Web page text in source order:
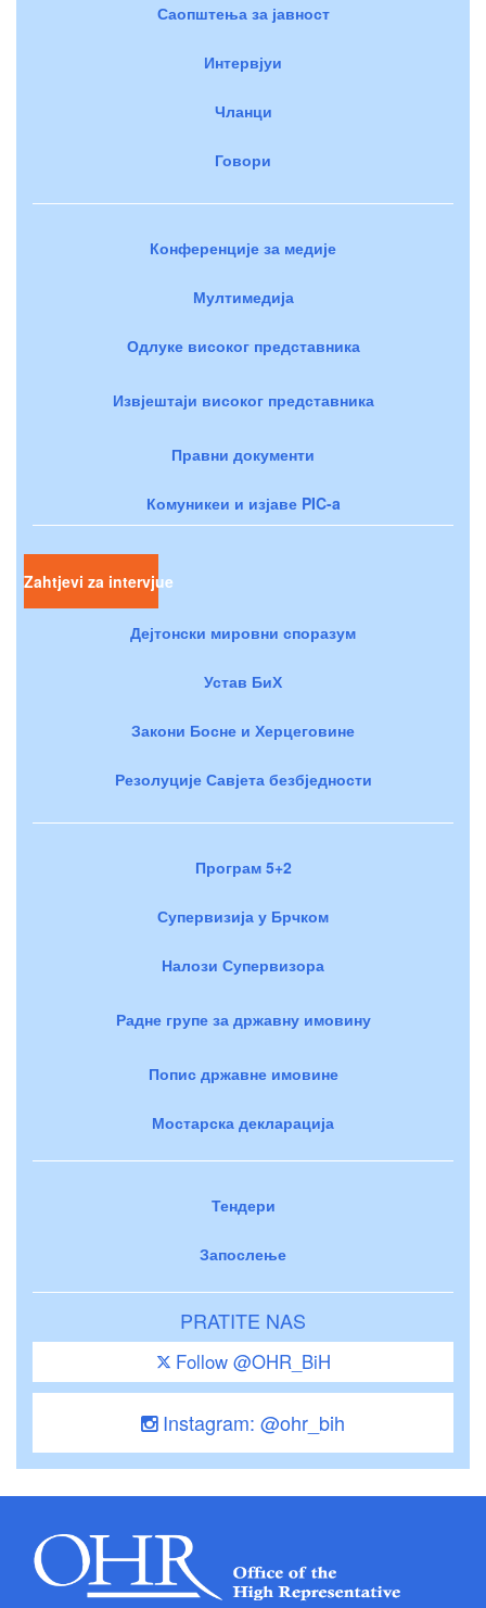
Саопштења за јавност
Интервјуи
Чланци
Говори
Конференције за медије
Мултимедија
Одлуке високог представника
Извјештаји високог представника
Правни документи
Комуникеи и изјаве PIC-a
Zahtjevi za intervjue
Дејтонски мировни споразум
Устав БиХ
Закони Босне и Херцеговине
Резолуције Савјета безбједности
Програм 5+2
Супервизија у Брчком
Налози Супервизора
Радне групе за државну имовину
Попис државне имовине
Мостарска декларација
Тендери
Запослење
PRATITE NAS
Follow @OHR_BiH
Instagram: @ohr_bih